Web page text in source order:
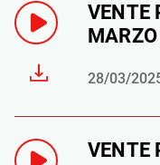
VENTE
28/03/
VENTE